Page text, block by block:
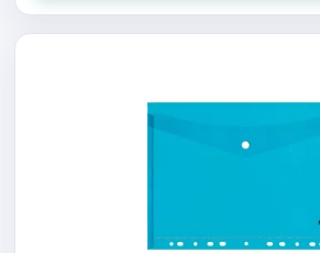
Otwórz produkt: Teczka kopertowa